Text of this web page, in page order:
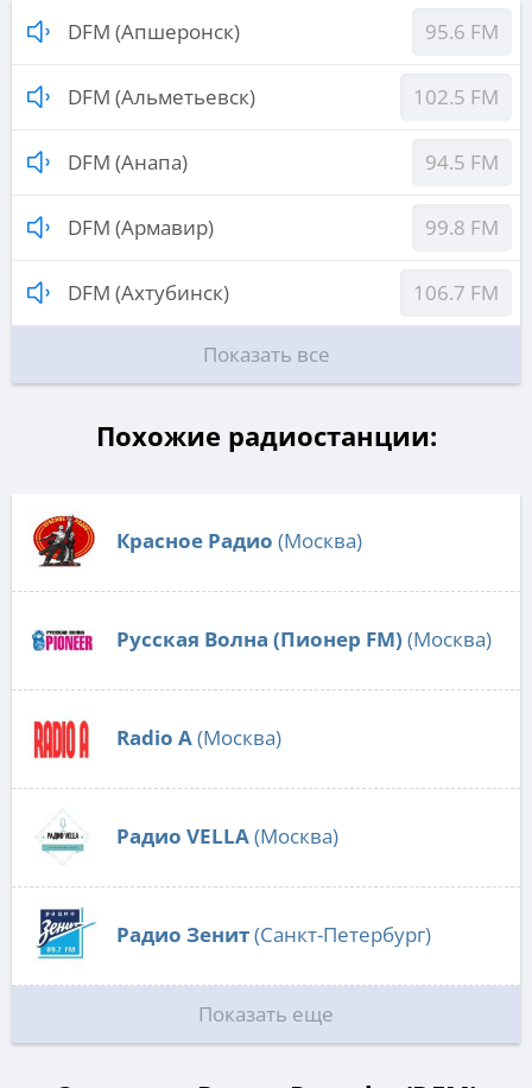
DFM (Апшеронск) 95.6 FM
DFM (Альметьевск) 102.5 FM
DFM (Анапа) 94.5 FM
DFM (Армавир) 99.8 FM
DFM (Ахтубинск) 106.7 FM
Показать все
Похожие радиостанции:
Красное Радио (Москва)
Русская Волна (Пионер FM) (Москва)
Radio А(Москва)
Радио VELLA(Москва)
Радио Зенит(Санкт-Петербург)
Показать еще